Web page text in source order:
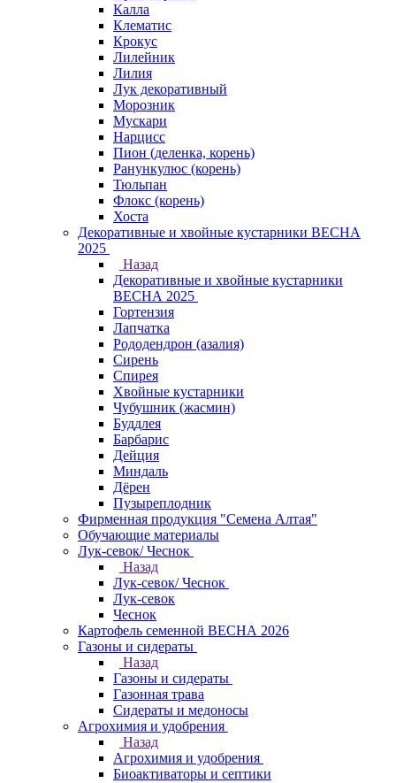
Калла
Клематис
Крокус
Лилейник
Лилия
Лук декоративный
Морозник
Мускари
Нарцисс
Пион (деленка, корень)
Ранункулюс (корень)
Тюльпан
Флокс (корень)
Хоста
Декоративные и хвойные кустарники ВЕСНА
2025
Назад
Декоративные и хвойные кустарники
ВЕСНА 2025
Гортензия
Лапчатка
Рододендрон (азалия)
Сирень
Спирея
Хвойные кустарники
Чубушник (жасмин)
Буддлея
Барбарис
Дейция
Миндаль
Дёрен
Пузыреплодник
Фирменная продукция "Семена Алтая"
Обучающие материалы
Лук-севок/ Чеснок
Назад
Лук-севок/ Чеснок
Лук-севок
Чеснок
Картофель семенной ВЕСНА 2026
Газоны и сидераты
Назад
Газоны и сидераты
Газонная трава
Сидераты и медоносы
Агрохимия и удобрения
Назад
Агрохимия и удобрения
Биоактиваторы и септики